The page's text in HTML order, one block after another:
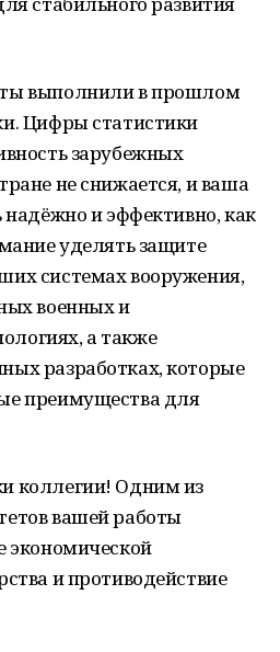
выполнили в прошлом
Цифры статистики
зарубежных
не снижается, и ваша
надёжно и эффективно, как
уделять защите
системах вооружения,
военных и
а также
разработках, которые
преимущества для
коллегии! Одним из
вашей работы
экономической
и противодействие